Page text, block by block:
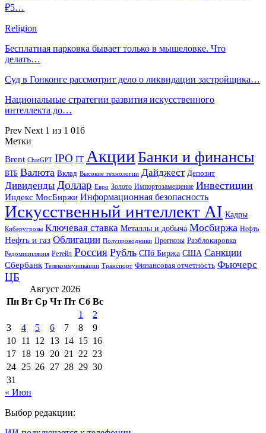
₽5…
Religion
Бесплатная парковка бывает только в мышеловке. Что
делать…
Суд в Гонконге рассмотрит дело о ликвидации застройщика…
Национальные стратегии развития искусственного
интеллекта до…
Prev Next 1 из 1 016
Метки
Brent ChatGPT IPO IT АкцииБанки и финансы
ВТБ Валюта Вклад Высокие технологии Дайджест Депозит
Дивиденды Доллар Евро Золото Импортозамещение Инвестиции
Индекс МосБиржи Информационная безопасность
Искусственный интеллект AI Кадры
Киберугрозы Ключевая ставка Металлы и добыча Мосбиржа Нефть
Нефть и газ Облигации Полупроводники Прогнозы Разблокировка
Редомициляция Ретейл Россия Рубль СПб Биржа США Санкции
Сбербанк Телекоммуникации Транспорт Финансовая отчетность Фьючерс
ЦБ
Август 2026
Пн Вт Ср Чт Пт Сб Вс
1
2
3
4 5 6 7 8
9
10 11 12 13 14 15 16
17 18 19 20 21 22 23
24 25 26 27 28 29 30
31
« Июн
Выбор редакции: